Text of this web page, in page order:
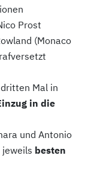
Prost
(Monaco
Mal in
in die
und Antonio
jeweils besten